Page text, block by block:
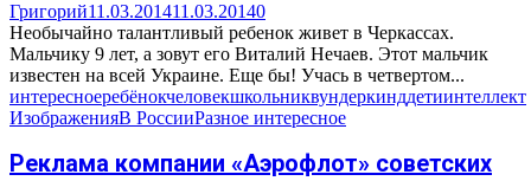
Григорий11.03.201411.03.20140
Необычайно талантливый ребенок живет в Черкассах.
Мальчику 9 лет, а зовут его Виталий Нечаев. Этот мальчик
известен на всей Украине. Еще бы! Учась в четвертом...
интересноеребёнокчеловекшкольниквундеркинддетиинтеллект
ИзображенияВ РоссииРазное интересное
Реклама компании «Аэрофлот» советских